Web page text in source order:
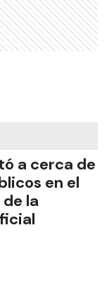
a cerca de
en el
la